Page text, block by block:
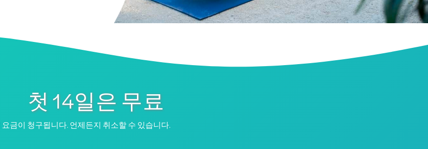
첫 14일은 무료
금이 청구됩니다. 언제든지 취소할 수 있습니다.